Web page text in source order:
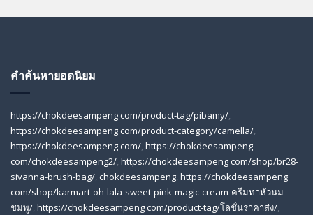
คำค้นหายอดนิยม
https://chokdeesampeng com/product-tag/pibamy/,
https://chokdeesampeng com/product-category/camella/,
https://chokdeesampeng com/, https://chokdeesampeng
com/chokdeesampeng2/, https://chokdeesampeng com/shop/br28-
sivanna-brush-bag/, chokdeesampeng, https://chokdeesampeng
com/shop/karmart-oh-lala-sweet-pink-magic-cream-ครีมทาหัวนม
ชมพู/, https://chokdeesampeng com/product-tag/โลชั่นราคาส่ง/,